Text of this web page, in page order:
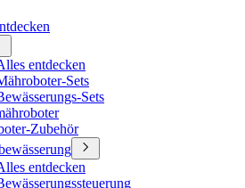
entdecken
Sets
Sets
Zubehör
entdecken